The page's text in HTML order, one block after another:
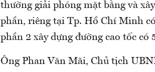
thường giải phóng mặt bằng và
phần, riêng tại Tp. Hồ Chí Minh
phần 2 xây dựng đường cao tốc
Ông Phan Văn Mãi, Chủ tịch